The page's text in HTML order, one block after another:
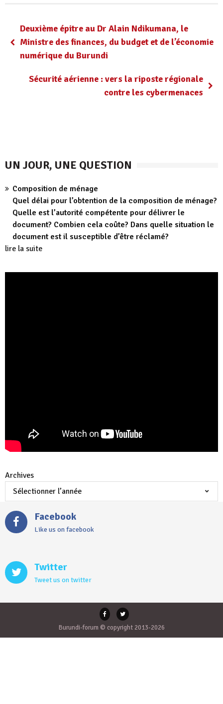
Deuxième épitre au Dr Alain Ndikumana, le
Ministre des finances, du budget et de l’économie
numérique du Burundi
Sécurité aérienne : vers la riposte régionale
contre les cybermenaces
UN JOUR, UNE QUESTION
Composition de ménage
Quel délai pour l’obtention de la composition de ménage?
Quelle est l’autorité compétente pour délivrer le
document? Combien cela coûte? Dans quelle situation le
document est il susceptible d’être réclamé?
lire la suite
Archives
Facebook
Like us on facebook
Twitter
Tweet us on twitter
Burundi-forum © copyright 2013-2026